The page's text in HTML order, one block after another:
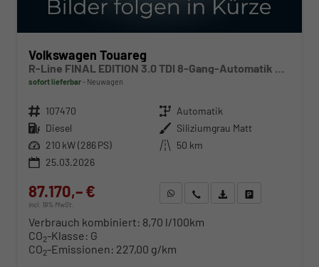
Volkswagen Touareg
sofort lieferbar Neuwagen
Fahrzeugnr. 107470 Getriebe Automatik
Kraftstoff Diesel Außenfarbe Siliziumgrau Matt
Leistung 210 kW (286 PS) Kilometerstand 50 km
25.03.2026
87.170,– €
incl. 19% MwSt.
WhatsApp anfragen
Wir rufen Sie anFahrzeugexposé (PDF)
Verbrauch kombiniert: 8,70 l/100km
CO2-Klasse: G
CO2-Emissionen: 227,00 g/km